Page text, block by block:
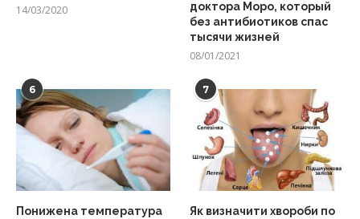
14/03/2020
доктора Моро, который
без антибиотиков спас
тысячи жизней
08/01/2021
6
Понижена температура
7
Як визначити хвороби по